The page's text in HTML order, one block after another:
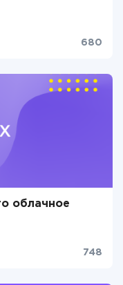
680
облачное
748